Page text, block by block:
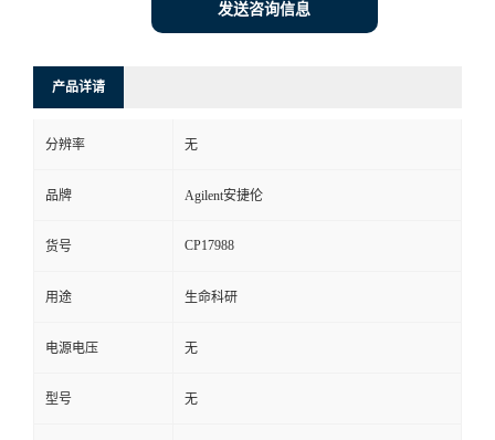
发送咨询信息
产品详请
分辨率 无
品牌 Agilent安捷伦
货号 CP17988
用途 生命科研
电源电压 无
型号 无